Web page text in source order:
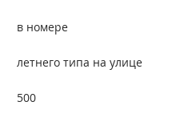
в номере
летнего типа на улице
500